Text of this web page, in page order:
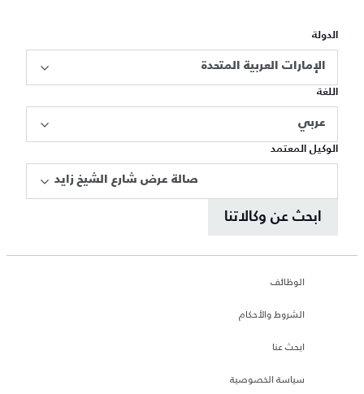
الدولة
الإمارات العربية المتحدة
اللغة
عربي
الوكيل المعتمد
صالة عرض شارع الشيخ زايد
ابحث عن وكالاتنا
الوظائف
الشروط والأحكام
ابحث عنا
سياسة الخصوصية